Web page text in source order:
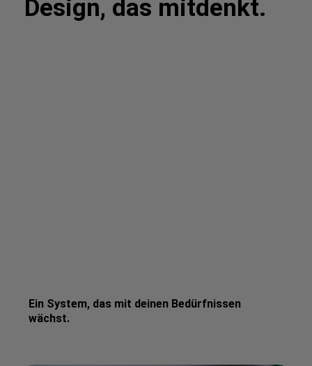
Design, das mitdenkt.
Ein System, das mit deinen Bedürfnissen
wächst.